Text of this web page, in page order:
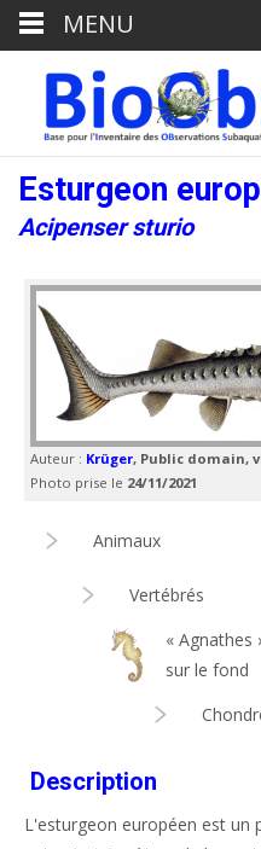
Esturgeon
Acipenser sturio
Auteur : Krüger, Public domain,
Photo prise le 24/11/2021
Animaux
Vertébrés
« Agnathes
sur le fond
Description
L'esturgeon européen est un
MENU